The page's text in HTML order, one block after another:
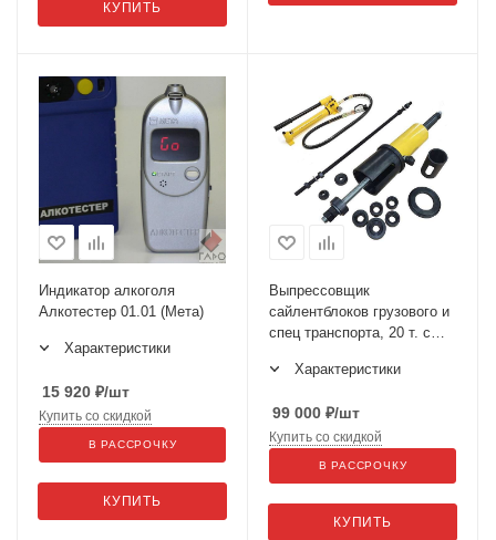
КУПИТЬ
Индикатор алкоголя
Алкотестер 01.01 (Мета)
Характеристики
15 920 ₽/шт
КУПИТЬ
Купить со скидкой
В РАССРОЧКУ
Выпрессовщик
сайлентблоков грузового и
спец транспорта, 20 т. с
A1339Характеристики
99 000 ₽/шт
КУПИТЬ
Купить со скидкой
В РАССРОЧКУ